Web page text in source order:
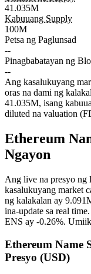
41.035M
Kabuuang Supply
100M
Petsa ng Paglunsad
--
Pinagbabatayan ng
--
Ang kasalukuyang
oras na dami ng
41.035M, isang
diluted na valuation
Ethereum
Ngayon
Ang live na presyo ng
kasalukuyang market
ng kalakalan ay
ina-update sa real time.
ENS ay -0.26%.
Ethereum Name
Presyo (USD)